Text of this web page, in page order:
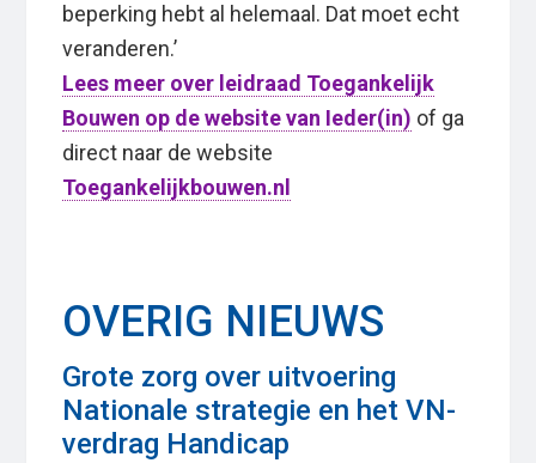
beperking hebt al helemaal. Dat moet echt
veranderen.’
Lees meer over leidraad Toegankelijk
Bouwen op de website van Ieder(in) of ga
direct naar de website
Toegankelijkbouwen.nl
OVERIG NIEUWS
Grote zorg over uitvoering
Nationale strategie en het VN-
verdrag Handicap